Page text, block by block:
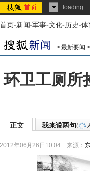
loading...
首页-新闻-军事-文化-历史-体
> 最新要闻 >
环卫工厕所
正文 我来说两句(
2012年06月26日10:04 来源：